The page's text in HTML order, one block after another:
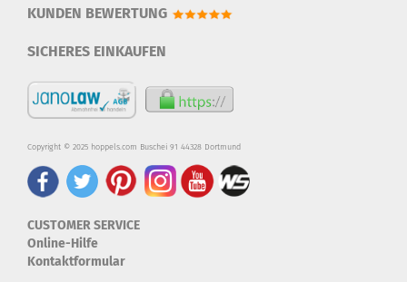
KUNDEN BEWERTUNG
SICHERES EINKAUFEN
Copyright © 2025 hoppels.com Buschei 91 44328 Dortmund
CUSTOMER SERVICE
Online-Hilfe
Kontaktformular